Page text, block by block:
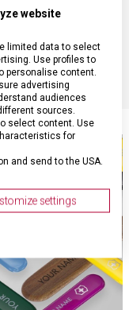
website
limited data to select
Use profiles to
personalise content.
advertising
audiences
sources.
select content. Use
for
and send to the USA.
settings